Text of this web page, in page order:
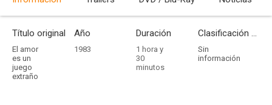
Título original
El amor
es un
juego
extraño
Año
1983
Duración
1 hora y
30
minutos
Clasificación por edades
Sin
información